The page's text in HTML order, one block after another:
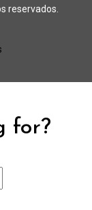
reservados.
for?